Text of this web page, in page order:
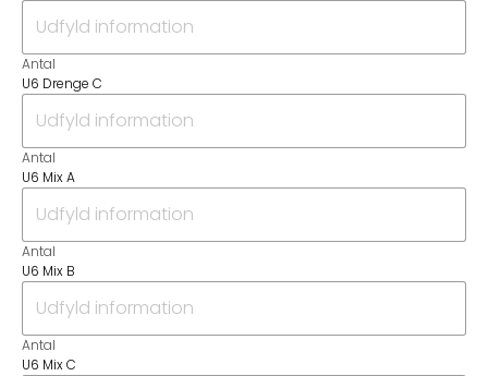
Antal
U6 Drenge C
Antal
U6 Mix A
Antal
U6 Mix B
Antal
U6 Mix C